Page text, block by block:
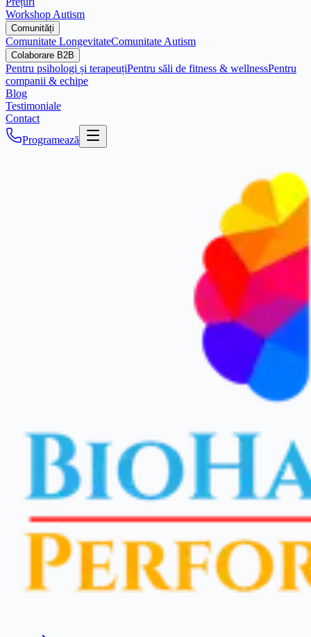
Workshop Autism
Comunități
Comunitate LongevitateComunitate Autism
Colaborare B2B
Pentru psihologi și terapeuțiPentru săli de fitness & wellnessPentru
companii & echipe
Blog
Testimoniale
Contact
Programează